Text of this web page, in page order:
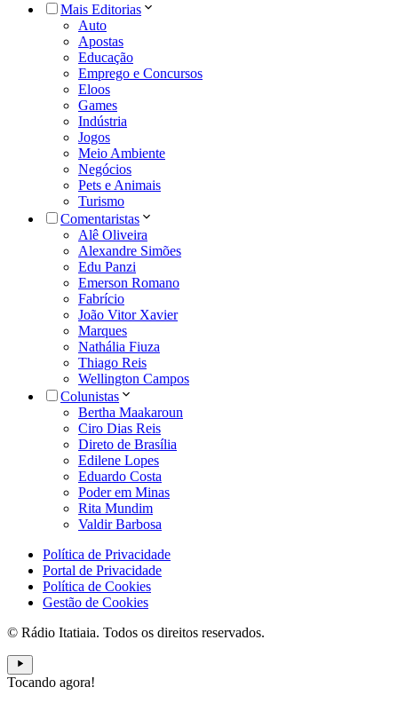
Mais Editorias
Auto
Apostas
Educação
Emprego e Concursos
Eloos
Games
Indústria
Jogos
Meio Ambiente
Negócios
Pets e Animais
Turismo
Comentaristas
Alê Oliveira
Alexandre Simões
Edu Panzi
Emerson Romano
Fabrício
João Vitor Xavier
Marques
Nathália Fiuza
Thiago Reis
Wellington Campos
Colunistas
Bertha Maakaroun
Ciro Dias Reis
Direto de Brasília
Edilene Lopes
Eduardo Costa
Poder em Minas
Rita Mundim
Valdir Barbosa
Política de Privacidade
Portal de Privacidade
Política de Cookies
Gestão de Cookies
© Rádio Itatiaia. Todos os direitos reservados.
Tocando agora!